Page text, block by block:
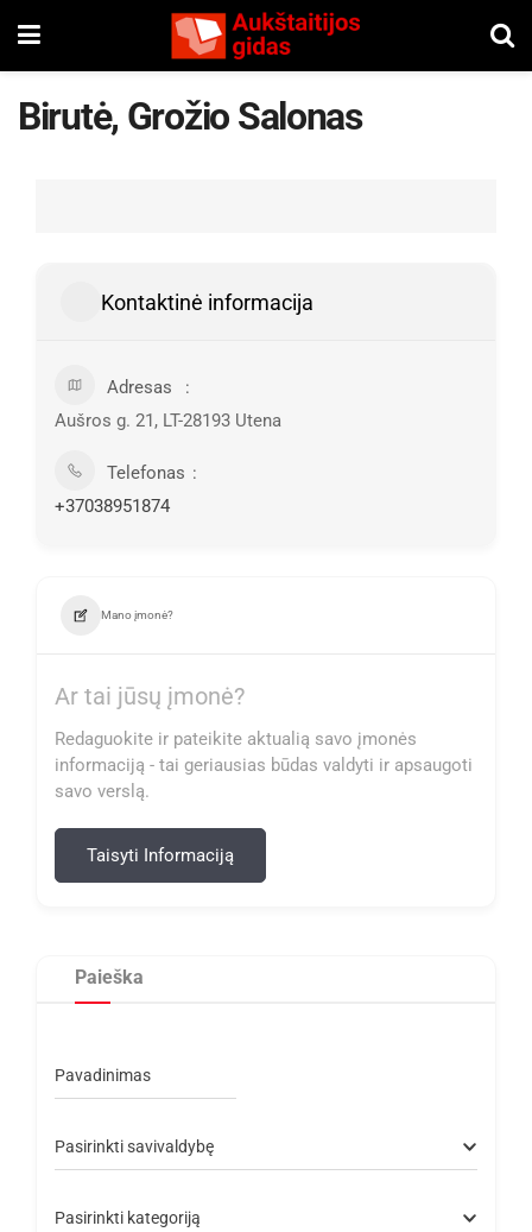
Birutė, Grožio Salonas
Kontaktinė informacija
Adresas
Aušros g. 21, LT-28193 Utena
Telefonas
+37038951874
Mano įmonė?
Ar tai jūsų įmonė?
Redaguokite ir pateikite aktualią savo įmonės
informaciją - tai geriausias būdas valdyti ir apsaugoti
savo verslą.
Taisyti Informaciją
Paieška
Pavadinimas
Pasirinkti savivaldybę
Pasirinkti kategoriją